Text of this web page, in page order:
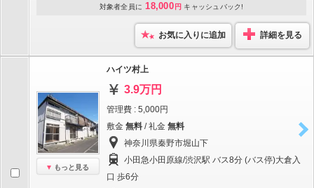
対象者全員に 18,000 円 キャッシュバック!
お気に入りに追加 詳細を見る
もっと見る
ハイツ村上
3.9万円
管理費 : 5,000円
敷金 無料 / 礼金 無料
神奈川県秦野市堀山下
小田急小田原線/渋沢駅 バス8分 (バス停)大倉入
口 歩6分